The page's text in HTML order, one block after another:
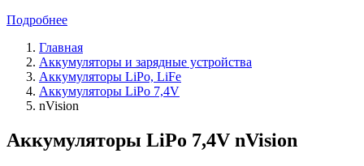
Подробнее
Главная
Аккумуляторы и зарядные устройства
Аккумуляторы LiPo, LiFe
Аккумуляторы LiPo 7,4V
nVision
Аккумуляторы LiPo 7,4V nVision